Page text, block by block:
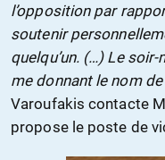
l’opposition par
soutenir
quelqu’un. (…) Le soir-
me donnant le nom de
Varoufakis contacte
propose le poste de